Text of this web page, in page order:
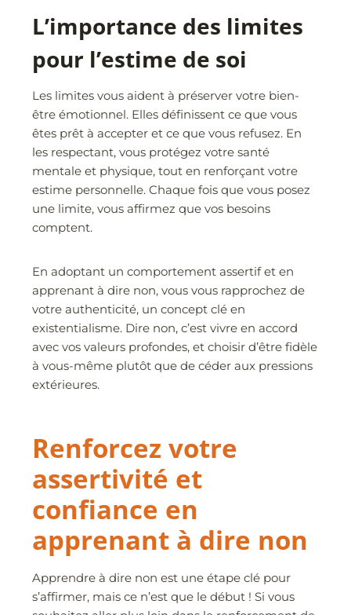
L’importance des limites
pour l’estime de soi
Les limites vous aident à préserver votre bien-
être émotionnel. Elles définissent ce que vous
êtes prêt à accepter et ce que vous refusez. En
les respectant, vous protégez votre santé
mentale et physique, tout en renforçant votre
estime personnelle. Chaque fois que vous posez
une limite, vous affirmez que vos besoins
comptent.
En adoptant un comportement assertif et en
apprenant à dire non, vous vous rapprochez de
votre authenticité, un concept clé en
existentialisme. Dire non, c’est vivre en accord
avec vos valeurs profondes, et choisir d’être fidèle
à vous-même plutôt que de céder aux pressions
extérieures.
Renforcez votre
assertivité et
confiance en
apprenant à dire non
Apprendre à dire non est une étape clé pour
s’affirmer, mais ce n’est que le début ! Si vous